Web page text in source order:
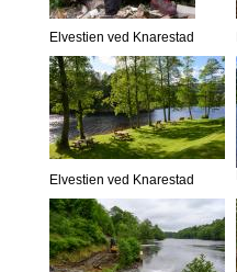
Elvestien ved Knarestad
Elvestien ved Knarestad